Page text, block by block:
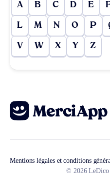
A B C D E
L M N O P
V W X Y Z
Mentions légales et conditions
© 2026 LeDico